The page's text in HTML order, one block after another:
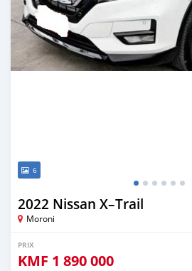
6
2022 Nissan X–Trail
Moroni
PRIX
KMF 1 890 000